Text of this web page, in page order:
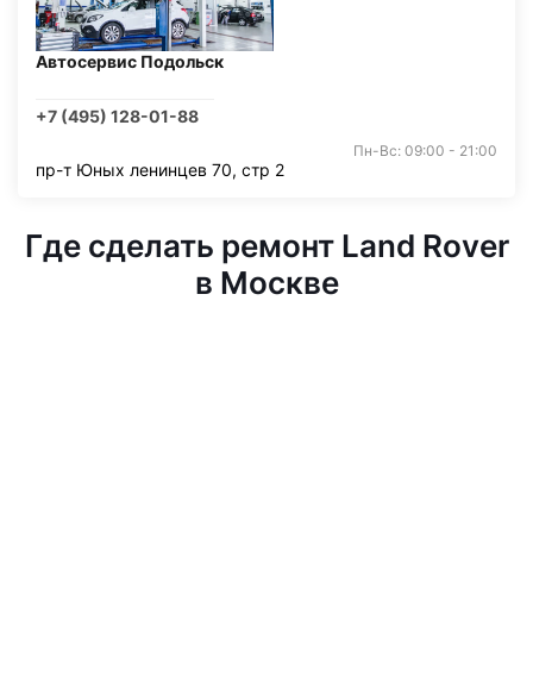
Автосервис Подольск
+7 (495) 128-01-88
Пн-Вс: 09:00 - 21:00
пр-т Юных ленинцев 70, стр 2
Где сделать ремонт Land Rover
в Москве